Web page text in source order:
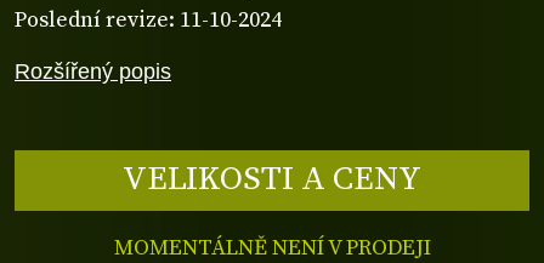
Rozšířený popis
Poslední revize: 11-10-2024
VELIKOSTI A CENY
MOMENTÁLNĚ NENÍ V PRODEJI